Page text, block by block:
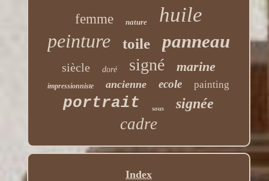
femme nature huile
peinture toile panneau
siècle doré signé marine
impressionniste ancienne ecole painting
portrait sous signée
cadre
Index